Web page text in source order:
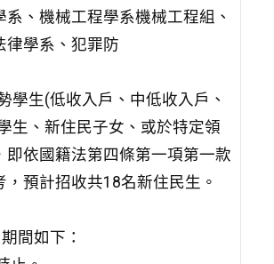
、機械工程學系機械工程組、
律學系、犯罪防
學生(低收入戶、中低收入戶、
生、新住民子女、或於特定領
依國籍法第四條第一項第一款
預計招收共18名新住民生。
間如下：